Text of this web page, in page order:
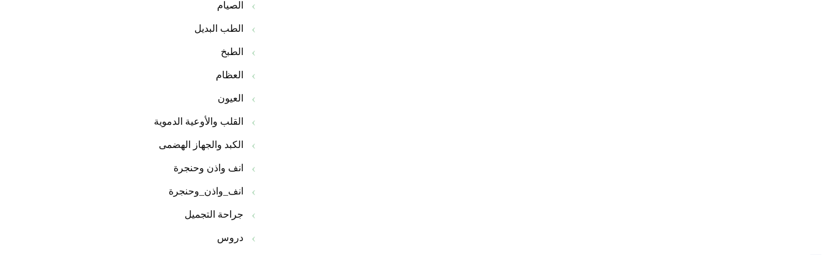
الصيام
الطب البديل
الطبخ
العظام
العيون
القلب والأوعية الدموية
الكبد والجهاز الهضمى
انف واذن وحنجرة
انف_واذن_وحنجرة
جراحة التجميل
دروس